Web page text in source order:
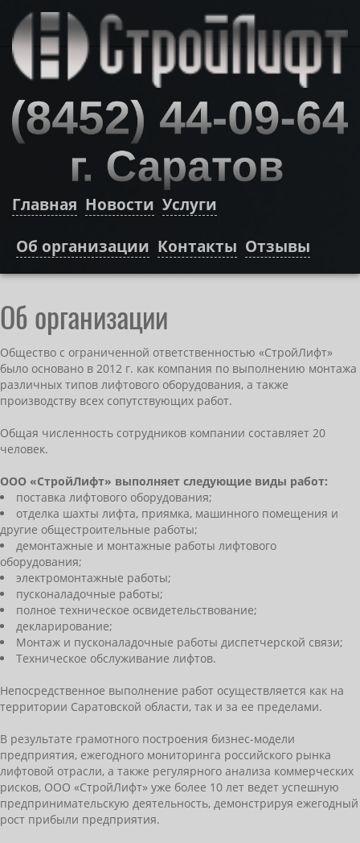
Главная Новости Услуги
Об организации Контакты Отзывы
Об организации
Общество с ограниченной ответственностью «СтройЛифт»
было основано в 2012 г. как компания по выполнению монтажа
различных типов лифтового оборудования, а также
производству всех сопутствующих работ.
Общая численность сотрудников компании составляет 20
человек.
ООО «СтройЛифт» выполняет следующие виды работ:
поставка лифтового оборудования;
отделка шахты лифта, приямка, машинного помещения и
другие общестроительные работы;
демонтажные и монтажные работы лифтового
оборудования;
электромонтажные работы;
пусконаладочные работы;
полное техническое освидетельствование;
декларирование;
Монтаж и пусконаладочные работы диспетчерской связи;
Техническое обслуживание лифтов.
Непосредственное выполнение работ осуществляется как на
территории Саратовской области, так и за ее пределами.
В результате грамотного построения бизнес-модели
предприятия, ежегодного мониторинга российского рынка
лифтовой отрасли, а также регулярного анализа коммерческих
рисков, ООО «СтройЛифт» уже более 10 лет ведет успешную
предпринимательскую деятельность, демонстрируя ежегодный
рост прибыли предприятия.